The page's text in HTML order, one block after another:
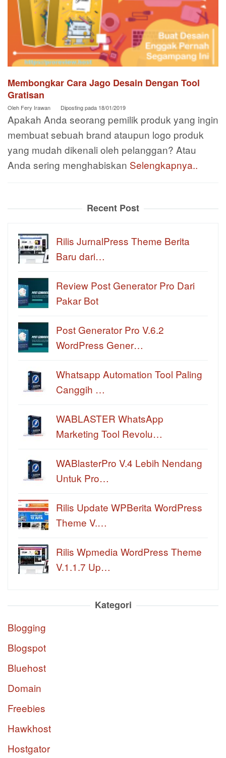
Membongkar Cara Jago Desain Dengan Tool
Gratisan
Oleh Fery Irawan Diposting pada 18/01/2019
Apakah Anda seorang pemilik produk yang ingin
membuat sebuah brand ataupun logo produk
yang mudah dikenali oleh pelanggan? Atau
Anda sering menghabiskan Selengkapnya..
Recent Post
Rilis JurnalPress Theme Berita
Baru dari…
Review Post Generator Pro Dari
Pakar Bot
Post Generator Pro V.6.2
WordPress Gener…
Whatsapp Automation Tool Paling
Canggih …
WABLASTER WhatsApp
Marketing Tool Revolu…
WABlasterPro V.4 Lebih Nendang
Untuk Pro…
Rilis Update WPBerita WordPress
Theme V.…
Rilis Wpmedia WordPress Theme
V.1.1.7 Up…
Kategori
Blogging
Blogspot
Bluehost
Domain
Freebies
Hawkhost
Hostgator